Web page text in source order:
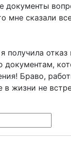
документы
мне сказали
получила
документам,
Браво,
в жизни не